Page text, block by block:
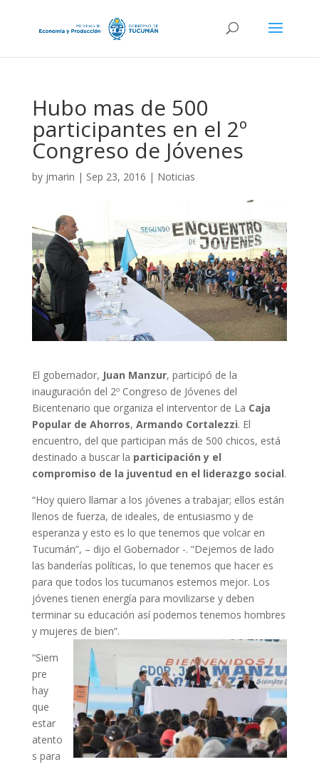
Hubo mas de 500
participantes en el 2º
Congreso de Jóvenes
by jmarin | Sep 23, 2016 | Noticias
El gobernador, Juan Manzur, participó de la
inauguración del 2º Congreso de Jóvenes del
Bicentenario que organiza el interventor de La Caja
Popular de Ahorros, Armando Cortalezzi. El
encuentro, del que participan más de 500 chicos, está
destinado a buscar la participación y el
compromiso de la juventud en el liderazgo social.
“Hoy quiero llamar a los jóvenes a trabajar; ellos están
llenos de fuerza, de ideales, de entusiasmo y de
esperanza y esto es lo que tenemos que volcar en
Tucumán”, – dijo el Gobernador -. “Dejemos de lado
las banderías políticas, lo que tenemos que hacer es
para que todos los tucumanos estemos mejor. Los
jóvenes tienen energía para movilizarse y deben
terminar su educación así podemos tenemos hombres
y mujeres de bien”.
“Siem
pre
hay
que
estar
atento
s para